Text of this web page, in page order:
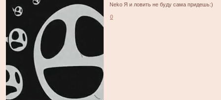
Neko Я и ловить не буду сама придешь:)
0